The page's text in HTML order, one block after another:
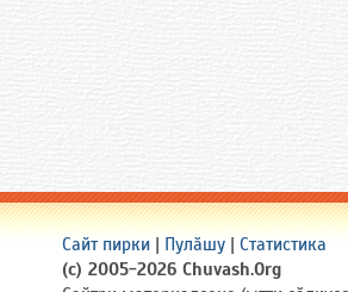
Сайт пирки | Пулӑшу | Статистика
(c) 2005-2026 Chuvash.Org